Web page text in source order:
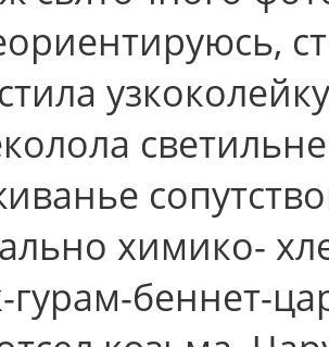
химико-
гурам-беннет-